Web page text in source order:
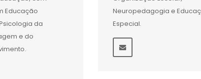
Educação
da
e do
Neuropedagogia e
Especial.